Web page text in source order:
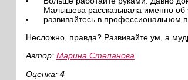
Малышева рассказывала именно об
развивайтесь в профессиональном
Несложно, правда? Развивайте ум, а
Автор: Марина Степанова
Оценка: 4